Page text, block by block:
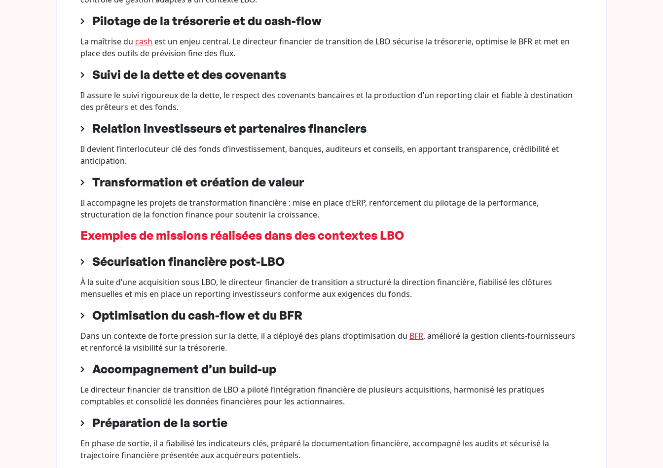
Pilotage de la trésorerie et du cash-flow
La maîtrise du cash est un enjeu central. Le directeur financier de transition de LBO sécurise la trésorerie, optimise le BFR et met en
place des outils de prévision fine des flux.
Suivi de la dette et des covenants
Il assure le suivi rigoureux de la dette, le respect des covenants bancaires et la production d’un reporting clair et fiable à destination
des prêteurs et des fonds.
Relation investisseurs et partenaires financiers
Il devient l’interlocuteur clé des fonds d’investissement, banques, auditeurs et conseils, en apportant transparence, crédibilité et
anticipation.
Transformation et création de valeur
Il accompagne les projets de transformation financière : mise en place d’ERP, renforcement du pilotage de la performance,
structuration de la fonction finance pour soutenir la croissance.
Exemples de missions réalisées dans des contextes LBO
Sécurisation financière post-LBO
À la suite d’une acquisition sous LBO, le directeur financier de transition a structuré la direction financière, fiabilisé les clôtures
mensuelles et mis en place un reporting investisseurs conforme aux exigences du fonds.
Optimisation du cash-flow et du BFR
Dans un contexte de forte pression sur la dette, il a déployé des plans d’optimisation du BFR, amélioré la gestion clients-fournisseurs
et renforcé la visibilité sur la trésorerie.
Accompagnement d’un build-up
Le directeur financier de transition de LBO a piloté l’intégration financière de plusieurs acquisitions, harmonisé les pratiques
comptables et consolidé les données financières pour les actionnaires.
Préparation de la sortie
En phase de sortie, il a fiabilisé les indicateurs clés, préparé la documentation financière, accompagné les audits et sécurisé la
trajectoire financière présentée aux acquéreurs potentiels.